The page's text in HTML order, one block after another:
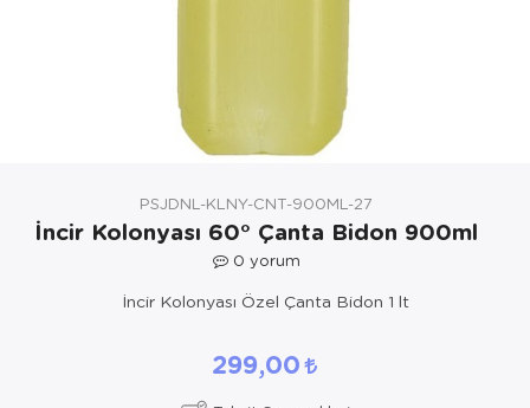
PSJDNL-KLNY-CNT-900ML-27
İncir Kolonyası 60° Çanta Bidon 900ml
0 yorum
İncir Kolonyası Özel Çanta Bidon 1 lt
299,00